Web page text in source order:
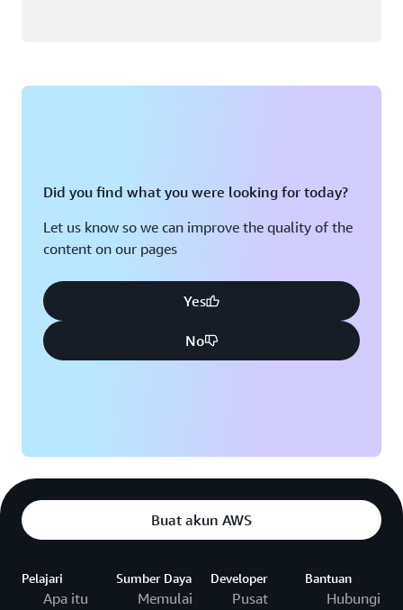
Did you find what you were looking for today?
Let us know so we can improve the quality of the
content on our pages
Yes
No
Buat akun AWS
Pelajari
Apa itu
Sumber Daya
Memulai
Developer
Pusat
Bantuan
Hubungi